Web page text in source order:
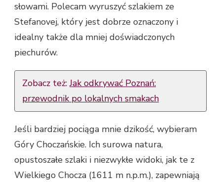
słowami. Polecam wyruszyć szlakiem ze
Stefanovej, który jest dobrze oznaczony i
idealny także dla mniej doświadczonych
piechurów.
Zobacz też:Jak odkrywać Poznań:
przewodnik po lokalnych smakach
Jeśli bardziej pociąga mnie dzikość, wybieram
Góry Choczańskie. Ich surowa natura,
opustoszałe szlaki i niezwykłe widoki, jak te z
Wielkiego Chocza (1611 m n.p.m.), zapewniają